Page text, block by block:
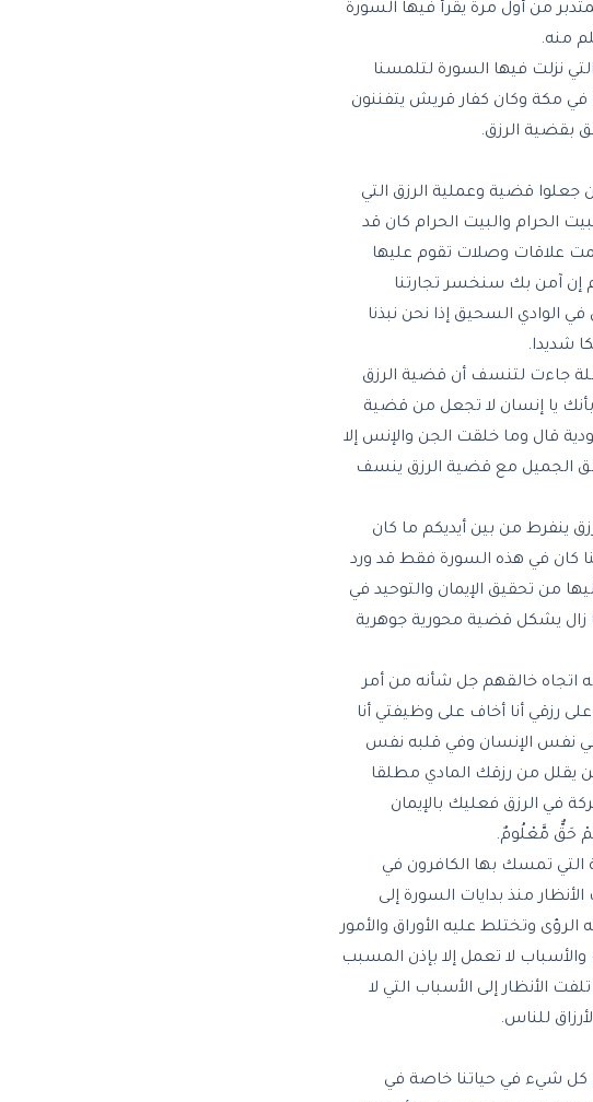
من أول مرة يقرأ فيها السورة
منه.
نزلت فيها السورة لتلمسنا
في مكة وكان كفار قريش يتفننون
بقضية الرزق.
جعلوا قضية وعملية الرزق التي
الحرام والبيت الحرام كان قد
علاقات وصلات تقوم عليها
إن آمن بك سنخسر تجارتنا
الوادي السحيق إذا نحن نبذنا
شديدا.
جاءت لتنسف أن قضية الرزق
يا إنسان لا تجعل من قضية
قال وما خلقت الجن والإنس إلا
الجميل مع قضية الرزق ينسف
ينفرط من بين أيديكم ما كان
كان في هذه السورة فقط قد ورد
من تحقيق الإيمان والتوحيد في
زال يشكل قضية محورية جوهرية
اتجاه خالقهم جل شأنه من أمر
رزقي أنا أخاف على وظيفتي أنا
في نفس الإنسان وفي قلبه نفس
لن يقلل من رزقك المادي مطلقا
في الرزق فعليك بالإيمان
حَقٌّ مَّعْلُومٌ.
التي تمسك بها الكافرون في
منذ بدايات السورة إلى
وتختلط عليه الأوراق والأمور
لا تعمل إلا بإذن المسبب
الأنظار إلى الأسباب التي لا
للناس.
كل شيء في حياتنا خاصة في